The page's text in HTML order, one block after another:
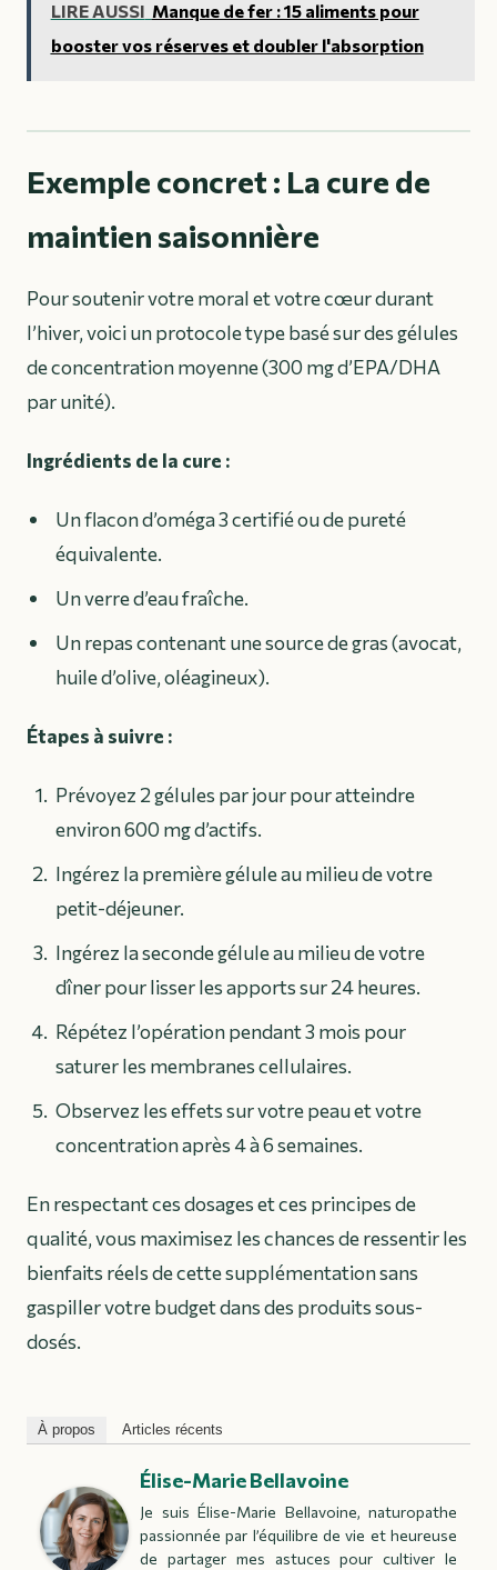
LIRE AUSSI Manque de fer : 15 aliments pour
booster vos réserves et doubler l'absorption
Exemple concret : La cure de
maintien saisonnière
Pour soutenir votre moral et votre cœur durant
l’hiver, voici un protocole type basé sur des gélules
de concentration moyenne (300 mg d’EPA/DHA
par unité).
Ingrédients de la cure :
Un flacon d’oméga 3 certifié ou de pureté
équivalente.
Un verre d’eau fraîche.
Un repas contenant une source de gras (avocat,
huile d’olive, oléagineux).
Étapes à suivre :
Prévoyez 2 gélules par jour pour atteindre
environ 600 mg d’actifs.
Ingérez la première gélule au milieu de votre
petit-déjeuner.
Ingérez la seconde gélule au milieu de votre
dîner pour lisser les apports sur 24 heures.
Répétez l’opération pendant 3 mois pour
saturer les membranes cellulaires.
Observez les effets sur votre peau et votre
concentration après 4 à 6 semaines.
En respectant ces dosages et ces principes de
qualité, vous maximisez les chances de ressentir les
bienfaits réels de cette supplémentation sans
gaspiller votre budget dans des produits sous-
dosés.
À propos Articles récents
Élise-Marie Bellavoine
Je suis Élise-Marie Bellavoine, naturopathe
passionnée par l’équilibre de vie et heureuse
de partager mes astuces pour cultiver le